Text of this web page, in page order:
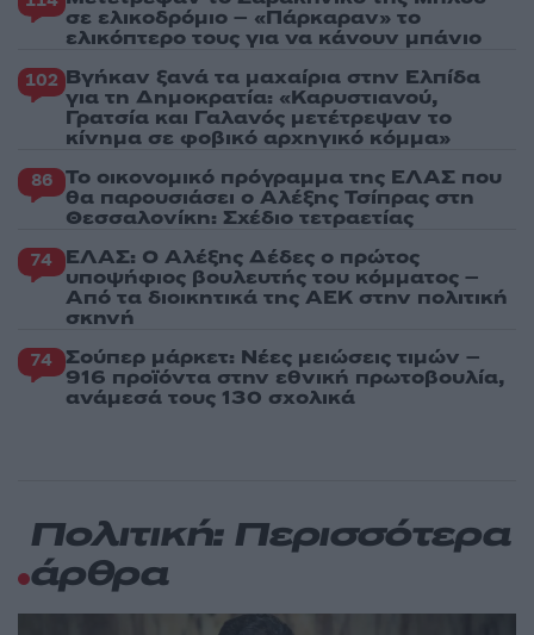
σε ελικοδρόμιο – «Πάρκαραν» το
ελικόπτερο τους για να κάνουν μπάνιο
102 Βγήκαν ξανά τα μαχαίρια στην Ελπίδα
για τη Δημοκρατία: «Καρυστιανού,
Γρατσία και Γαλανός μετέτρεψαν το
κίνημα σε φοβικό αρχηγικό κόμμα»
86 Το οικονομικό πρόγραμμα της ΕΛΑΣ που
θα παρουσιάσει ο Αλέξης Τσίπρας στη
Θεσσαλονίκη: Σχέδιο τετραετίας
74 ΕΛΑΣ: Ο Αλέξης Δέδες ο πρώτος
υποψήφιος βουλευτής του κόμματος –
Από τα διοικητικά της ΑΕΚ στην πολιτική
σκηνή
74 Σούπερ μάρκετ: Νέες μειώσεις τιμών –
916 προϊόντα στην εθνική πρωτοβουλία,
ανάμεσά τους 130 σχολικά
Πολιτική: Περισσότερα
άρθρα